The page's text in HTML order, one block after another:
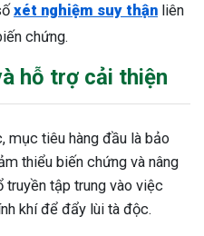
xét nghiệm suy thận liên
chứng.
hỗ trợ cải thiện
mục tiêu hàng đầu là bảo
thiểu biến chứng và nâng
tập trung vào việc
khí để đẩy lùi tà độc.